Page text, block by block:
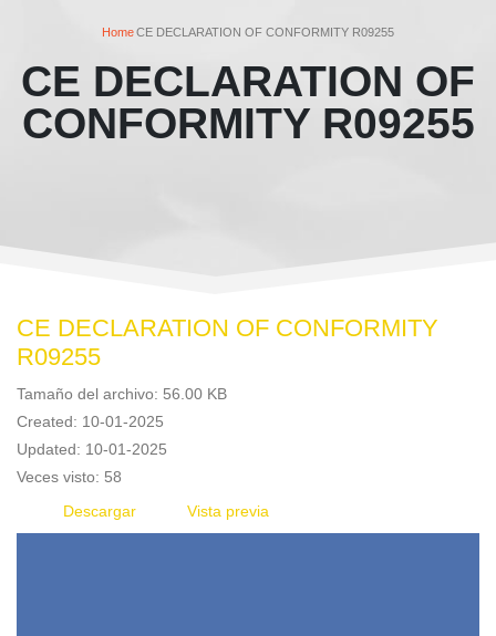
HomeCE DECLARATION OF CONFORMITY R09255
CE DECLARATION OF
CONFORMITY R09255
CE DECLARATION OF CONFORMITY
R09255
Tamaño del archivo: 56.00 KB
Created: 10-01-2025
Updated: 10-01-2025
Veces visto: 58
Descargar
Vista previa